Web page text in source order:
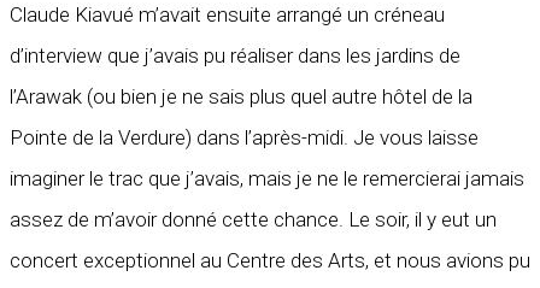
Claude Kiavué m’avait ensuite arrangé un créneau
d’interview que j’avais pu réaliser dans les jardins de
l’Arawak (ou bien je ne sais plus quel autre hôtel de la
Pointe de la Verdure) dans l’après-midi. Je vous laisse
imaginer le trac que j’avais, mais je ne le remercierai jamais
assez de m’avoir donné cette chance. Le soir, il y eut un
concert exceptionnel au Centre des Arts, et nous avions pu